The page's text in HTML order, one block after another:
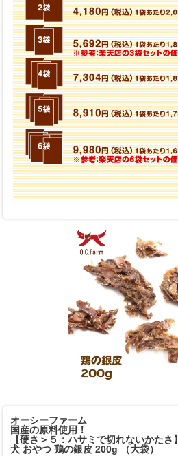
オーシーファーム
国産の原料使用！
【硬さ＞５：ハサミで切れないかたさ】
犬 おやつ 鶏の銀皮 200g （大袋）